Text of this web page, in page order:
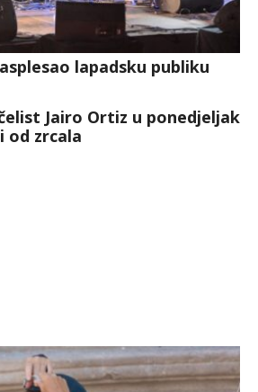
lapadsku publiku
Jairo Ortiz u ponedjeljak
od zrcala